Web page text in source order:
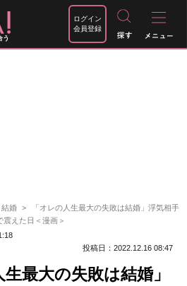
う
ログイン
会員登録
結婚
「オレの人生最大の失敗は結婚」浮気相手
震えた日＜漫画＞
投稿日：2022.12.16 08:47
生最大の失敗は結婚」